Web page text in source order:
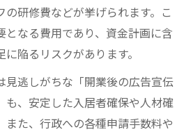
研修費などが挙げられます。こ
となる費用であり、資金計画に含
陥るリスクがあります。
見逃しがちな「開業後の広告宣伝
も、安定した入居者確保や人材確
また、行政への各種申請手数料や